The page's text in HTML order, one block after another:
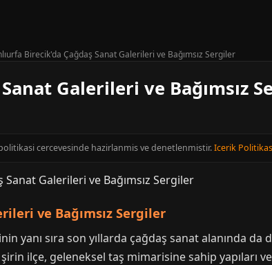
Birecik'da Çağdaş Sanat Galerileri ve Bağımsız Sergiler
Galerileri ve Bağımsız
politikasi cercevesinde hazirlanmis ve denetlenmistir.Icerik
ve Bağımsız Sergiler
yanı sıra son yıllarda çağdaş sanat alanında
ilçe, geleneksel taş mimarisine sahip yapıları